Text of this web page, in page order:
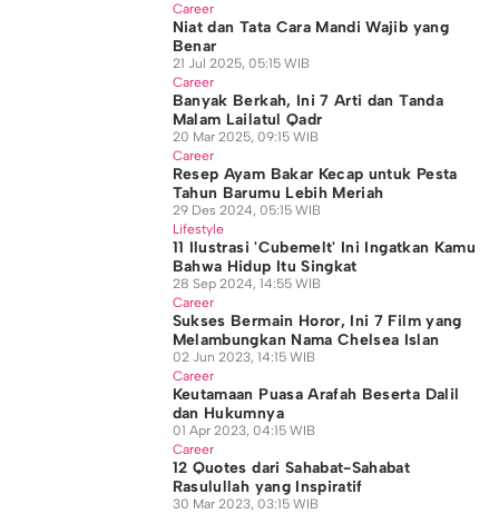
Career
Niat dan Tata Cara Mandi Wajib yang
Benar
21 Jul 2025, 05:15 WIB
Career
Banyak Berkah, Ini 7 Arti dan Tanda
Malam Lailatul Qadr
20 Mar 2025, 09:15 WIB
Career
Resep Ayam Bakar Kecap untuk Pesta
Tahun Barumu Lebih Meriah
29 Des 2024, 05:15 WIB
Lifestyle
11 Ilustrasi 'Cubemelt' Ini Ingatkan Kamu
Bahwa Hidup Itu Singkat
28 Sep 2024, 14:55 WIB
Career
Sukses Bermain Horor, Ini 7 Film yang
Melambungkan Nama Chelsea Islan
02 Jun 2023, 14:15 WIB
Career
Keutamaan Puasa Arafah Beserta Dalil
dan Hukumnya
01 Apr 2023, 04:15 WIB
Career
12 Quotes dari Sahabat-Sahabat
Rasulullah yang Inspiratif
30 Mar 2023, 03:15 WIB